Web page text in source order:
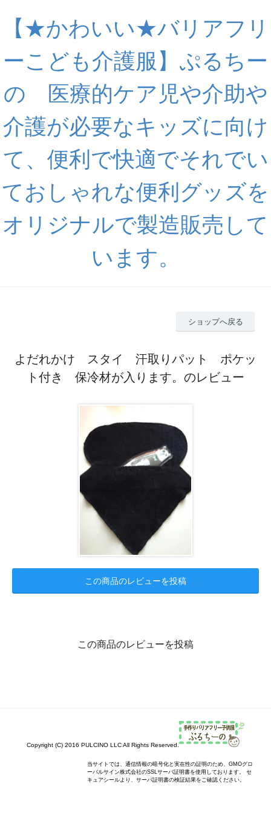
【★かわいい★バリアフリ
ーこども介護服】ぷるちー
の 医療的ケア児や介助や
介護が必要なキッズに向け
て、便利で快適でそれでい
ておしゃれな便利グッズを
オリジナルで製造販売して
います。
ショップへ戻る
よだれかけ スタイ 汗取りパット ポケッ
ト付き 保冷材が入ります。のレビュー
この商品のレビューを投稿
この商品のレビューを投稿
Copyright (C) 2016 PULCINO LLC All Rights Reserved.
当サイトでは、通信情報の暗号化と実在性の証明のため、GMOグロ
ーバルサイン株式会社のSSLサーバ証明書を使用しております。 セ
キュアシールより、サーバ証明書の検証結果をご確認ください。